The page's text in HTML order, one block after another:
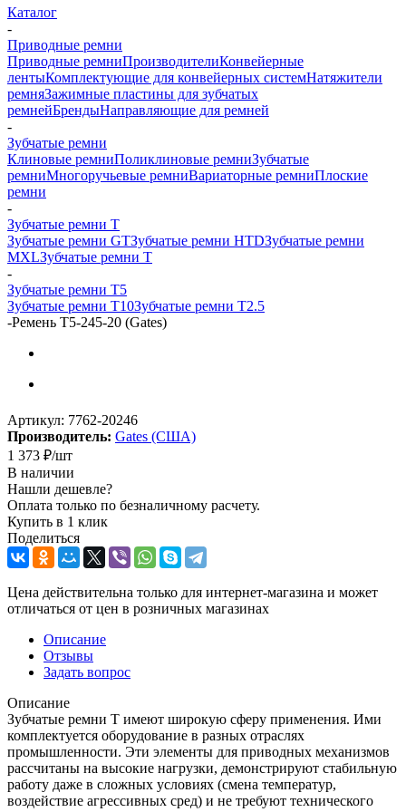
Каталог
-
Приводные ремни
Приводные ремниПроизводителиКонвейерные
лентыКомплектующие для конвейерных системНатяжители
ремняЗажимные пластины для зубчатых
ремнейБрендыНаправляющие для ремней
-
Зубчатые ремни
Клиновые ремниПоликлиновые ремниЗубчатые
ремниМногоручьевые ремниВариаторные ремниПлоские
ремни
-
Зубчатые ремни Т
Зубчатые ремни GTЗубчатые ремни HTDЗубчатые ремни
MXLЗубчатые ремни Т
-
Зубчатые ремни Т5
Зубчатые ремни Т10Зубчатые ремни Т2.5
-Ремень T5-245-20 (Gates)
Артикул: 7762-20246
Производитель: Gates (США)
1 373 ₽/шт
В наличии
Нашли дешевле?
Оплата только по безналичному расчету.
Купить в 1 клик
Поделиться
Цена действительна только для интернет-магазина и может
отличаться от цен в розничных магазинах
Описание
Отзывы
Задать вопрос
Описание
Зубчатые ремни Т имеют широкую сферу применения. Ими
комплектуется оборудование в разных отраслях
промышленности. Эти элементы для приводных механизмов
рассчитаны на высокие нагрузки, демонстрируют стабильную
работу даже в сложных условиях (смена температур,
воздействие агрессивных сред) и не требуют технического